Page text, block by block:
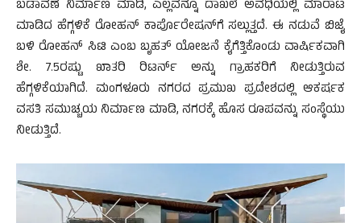
ಬಡಾವಣೆ ನಿರ್ಮಾಣ ಮಾಡಿ, ಎಲ್ಲವನ್ನೂ ದಾಖಲೆ ಅವಧಿಯಲ್ಲಿ ಮಾರಾಟ
ಮಾಡಿದ ಹೆಗ್ಗಳಿಕೆ ರೋಹನ್ ಕಾರ್ಪೊರೇಷನ್‌ಗೆ ಸಲ್ಲುತ್ತದೆ. ಈ ನಡುವೆ ಬಿಜೈ
ಬಳಿ ರೋಹನ್ ಸಿಟಿ ಎಂಬ ಬೃಹತ್ ಯೋಜನೆ ಕೈಗೆತ್ತಿಕೊಂಡು ವಾರ್ಷಿಕವಾಗಿ
ಶೇ. 7.5ರಷ್ಟು ಖಾತರಿ ರಿಟರ್ನ್ ಅನ್ನು ಗ್ರಾಹಕರಿಗೆ ನೀಡುತ್ತಿರುವ
ಹೆಗ್ಗಳಿಕೆಯಾಗಿದೆ. ಮಂಗಳೂರು ನಗರದ ಪ್ರಮುಖ ಪ್ರದೇಶದಲ್ಲಿ ಆಕರ್ಷಕ
ವಸತಿ ಸಮುಚ್ಚಯ ನಿರ್ಮಾಣ ಮಾಡಿ, ನಗರಕ್ಕೆ ಹೊಸ ರೂಪವನ್ನು ಸಂಸ್ಥೆಯು
ನೀಡುತ್ತಿದೆ.